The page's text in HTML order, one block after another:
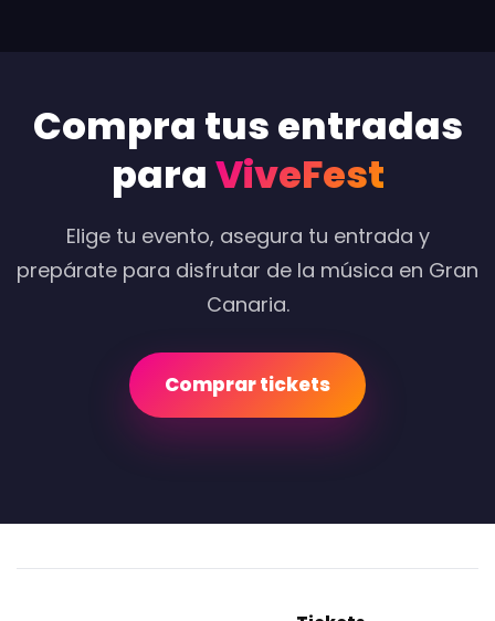
Compra tus entradas
paraViveFest
Elige tu evento, asegura tu entrada y
prepárate para disfrutar de la música en Gran
Canaria.
Comprar tickets